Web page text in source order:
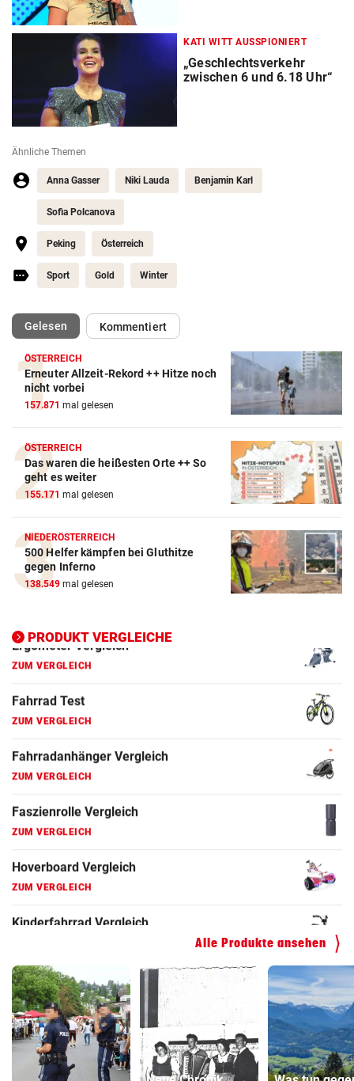
KATI WITT AUSSPIONIERT
„Geschlechtsverkehr
zwischen 6 und 6.18 Uhr“
Ähnliche Themen
Anna Gasser Niki Lauda Benjamin Karl
Sofia Polcanova
Peking Österreich
Sport Gold Winter
Gelesen(ausgewählt)Kommentiert
ÖSTERREICH
Erneuter Allzeit-Rekord ++ Hitze noch
nicht vorbei
157.871 mal gelesen
ÖSTERREICH
Das waren die heißesten Orte ++ So
geht es weiter
155.171 mal gelesen
NIEDERÖSTERREICH
500 Helfer kämpfen bei Gluthitze
gegen Inferno
138.549 mal gelesen
PRODUKT VERGLEICHE
Action-Cam Vergleich
ZUM VERGLEICH
Crosstrainer Vergleich
ZUM VERGLEICH
E-Bike Vergleich
ZUM VERGLEICH
Elektro-Scooter Vergleich
ZUM VERGLEICH
ZUM VERGLEICH
Fahrrad Test
Fahrradanhänger Vergleich
Faszienrolle Vergleich
Hoverboard Vergleich
Kinderfahrrad Vergleich
Alle Produkte ansehen